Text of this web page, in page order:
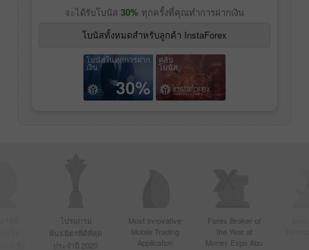
จะได้รับโบนัส 30% ทุกครั้งที่คุณทำการฝากเงิน
โบนัสทั้งหมดสำหรับลูกค้า InstaForex
โบนัสในทุกการฝาก
เงิน
30%
คลับ
โบนัส
โปรแกรม
พันธมิตรที่ดีที่สุด
ประจำปี 2020
Most Innovative
Mobile Trading
Application
Forex Broker of
the Year at
Money Expo Abu